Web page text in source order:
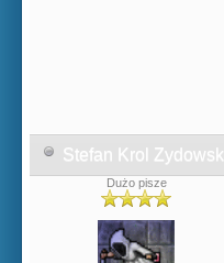
Stefan Krol Zydowski
Dużo pisze